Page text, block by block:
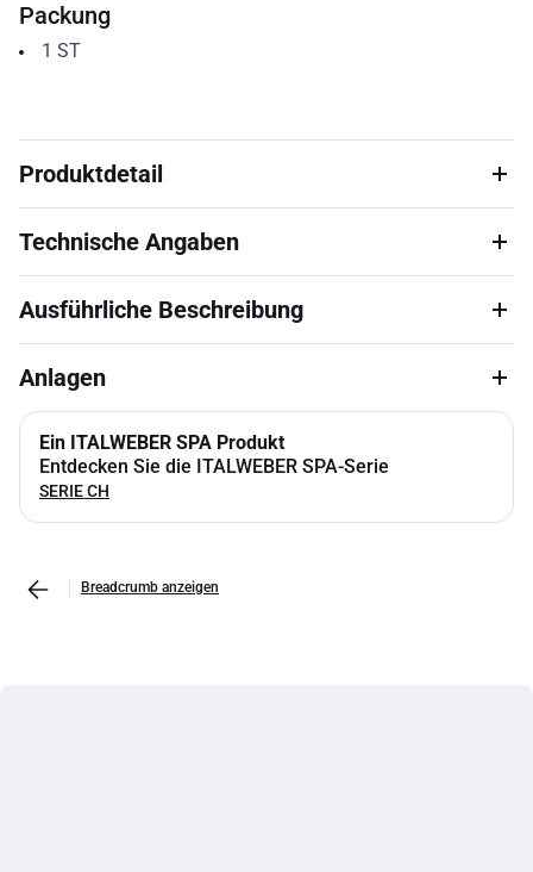
Packung
1 ST
Produktdetail
Technische Angaben
Ausführliche Beschreibung
Anlagen
Ein ITALWEBER SPA Produkt
Entdecken Sie die ITALWEBER SPA-Serie
SERIE CH
Breadcrumb anzeigen